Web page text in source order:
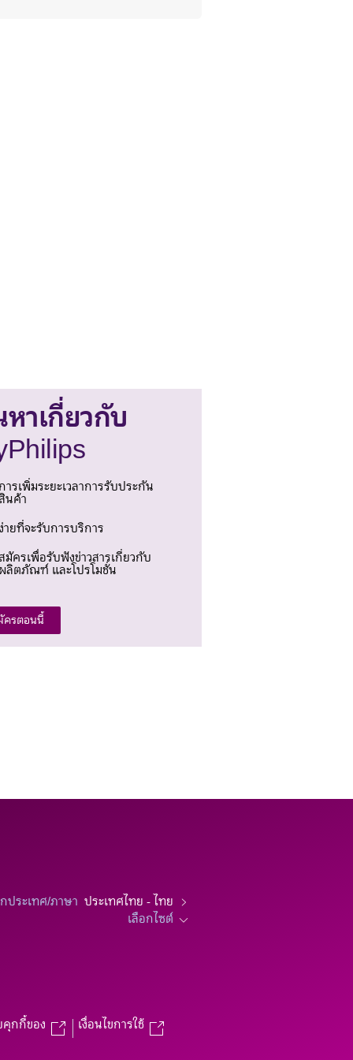
าเกี่ยวกับ
ารเพิ่มระยะเวลาการรับประกัน
นค้า
ายที่จะรับการบริการ
มัครเพื่อรับฟังข่าวสารเกี่ยวกับ
ลิตภัณฑ์ และโปรโมชั่น
ครตอนนี้
ประเทศ/ภาษา ประเทศไทย - ไทย
เลือกไซต์
กกี้ของ เงื่อนไขการใช้